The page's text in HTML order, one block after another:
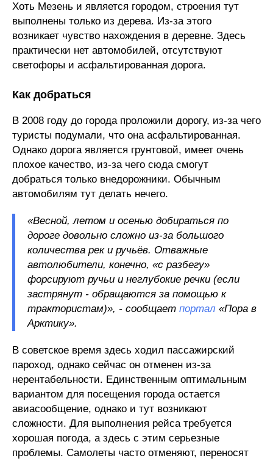
Хоть Мезень и является городом, строения тут
выполнены только из дерева. Из-за этого
возникает чувство нахождения в деревне. Здесь
практически нет автомобилей, отсутствуют
светофоры и асфальтированная дорога.
Как добраться
В 2008 году до города проложили дорогу, из-за чего
туристы подумали, что она асфальтированная.
Однако дорога является грунтовой, имеет очень
плохое качество, из-за чего сюда смогут
добраться только внедорожники. Обычным
автомобилям тут делать нечего.
«Весной, летом и осенью добираться по
дороге довольно сложно из-за большого
количества рек и ручьёв. Отважные
автолюбители, конечно, «с разбегу»
форсируют ручьи и неглубокие речки (если
застрянут - обращаются за помощью к
трактористам)», - сообщает портал «Пора в
Арктику».
В советское время здесь ходил пассажирский
пароход, однако сейчас он отменен из-за
нерентабельности. Единственным оптимальным
вариантом для посещения города остается
авиасообщение, однако и тут возникают
сложности. Для выполнения рейса требуется
хорошая погода, а здесь с этим серьезные
проблемы. Самолеты часто отменяют, переносят